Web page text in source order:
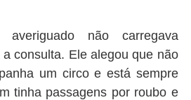
não carregava
consulta. Ele alegou que não
um circo e está sempre
tinha passagens por roubo e